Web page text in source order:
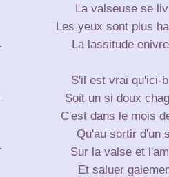
La valseuse se
Les yeux sont plus
La lassitude
S'il est vrai qu'ici-
Soit un si doux
C'est dans le mois
Qu'au sortir d'un
Sur la valse et
Et saluer